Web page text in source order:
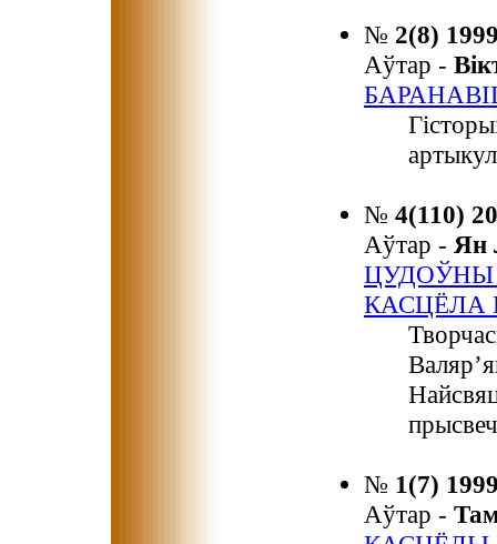
№ 2(8)
Аўтар -
№ 4(110)
Аўтар -
ЦУДОЎНЫ
КАСЦЁЛА
№ 1(7)
Аўтар -